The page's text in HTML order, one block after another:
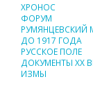
ХРОНОС
ФОРУМ
РУМЯНЦЕВСКИЙ
ДО 1917 ГОДА
РУССКОЕ ПОЛЕ
ДОКУМЕНТЫ XX
ИЗМЫ